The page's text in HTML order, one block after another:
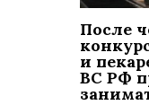
После
и
ВС РФ